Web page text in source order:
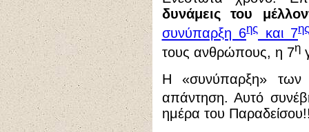
δυνάμεις του
συνύπαρξη 6ης και 7ης
τους ανθρώπους, η 7η
Η «συνύπαρξη» των
απάντηση. Αυτό
ημέρα του